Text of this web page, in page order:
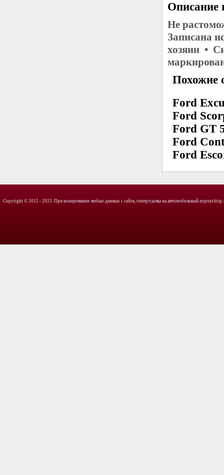
Описание
Не
Записана
хозяин •
Похожие
Ford
Ford
Ford GT
Ford
Ford
Copyright © 2012 - 2023. При копировании любых данных с сайта, гиперссылка на автомобильный портал